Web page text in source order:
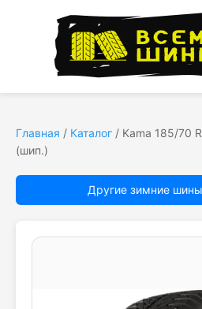
Главная / Каталог / Kama 185/70
(шип.)
Другие зимние